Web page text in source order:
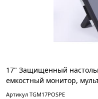
17" Защищенный
емкостный монитор,
Артикул TGM17POSPE